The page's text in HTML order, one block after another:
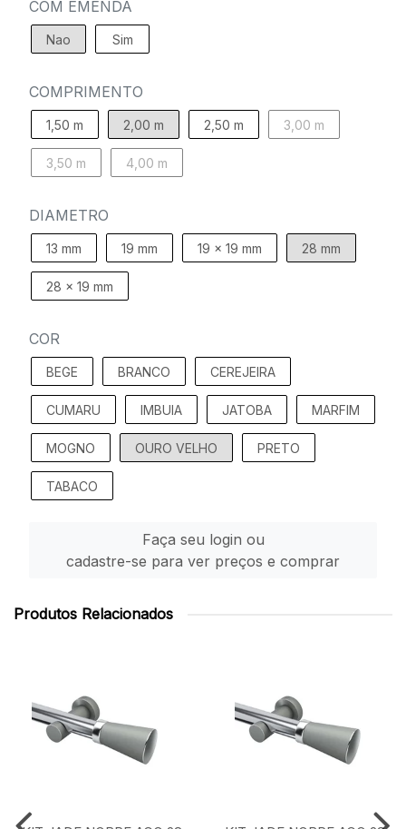
COM EMENDA
Nao Sim
COMPRIMENTO
1,50 m 2,00 m 2,50 m 3,00 m
3,50 m 4,00 m
DIAMETRO
13 mm 19 mm 19 x 19 mm 28 mm
28 x 19 mm
COR
BEGE BRANCO CEREJEIRA
CUMARU IMBUIA JATOBA MARFIM
MOGNO OURO VELHO PRETO
TABACO
Faça seu login ou
cadastre-se para ver preços e comprar
Produtos Relacionados